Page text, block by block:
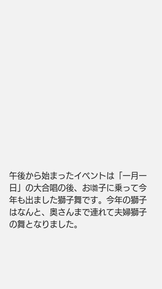
午後から始まったイベントは「一月一
日」の大合唱の後、お囃子に乗って今
年も出ました獅子舞です。今年の獅子
はなんと、奥さんまで連れて夫婦獅子
の舞となりました。